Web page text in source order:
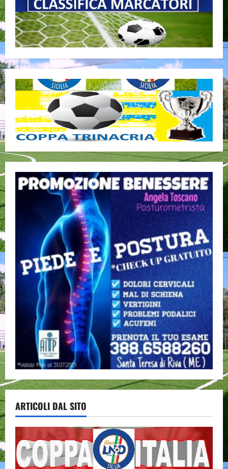
ARTICOLI DAL SITO